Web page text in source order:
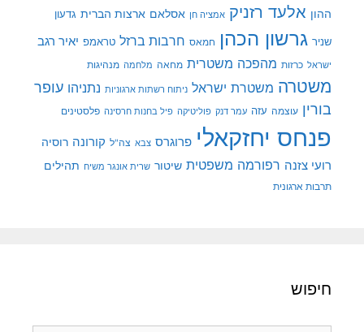
ההון אלעד רזניק אמציה חן אסלאם ארצות הברית גדעון
שניר גרשון הכהן חמאס חרבות ברזל טראמפ יאיר רגב
ישראל כרזות מהפכה משטרית מחאה מלחמה מנהיגות
משטרה משטרת ישראל ניתוח רשתות ארגוניות נתניהו עופר
בורין עוצמה עזה עמר דנק פוליטיקה פיל בחנות חרסינה פלסטינים
פנחס יחזקאלי פרוגרס צבא צה"ל קורונה רוסיה
רועי צזנה רפורמה משפטית שיטור שרית אונגר משיח תהילים
תרבות ארגונית
חיפוש